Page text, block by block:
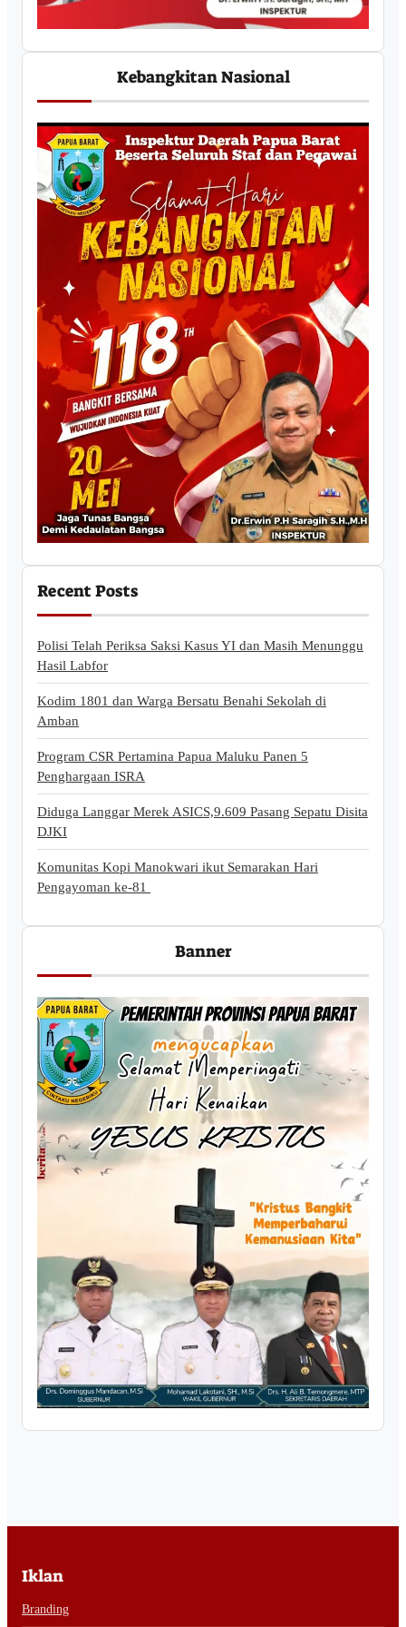
Kebangkitan Nasional
Recent Posts
Polisi Telah Periksa Saksi Kasus YI dan Masih Menunggu
Hasil Labfor
Kodim 1801 dan Warga Bersatu Benahi Sekolah di
Amban
Program CSR Pertamina Papua Maluku Panen 5
Penghargaan ISRA
Diduga Langgar Merek ASICS,9.609 Pasang Sepatu Disita
DJKI
Komunitas Kopi Manokwari ikut Semarakan Hari
Pengayoman ke-81
Banner
Iklan
Branding